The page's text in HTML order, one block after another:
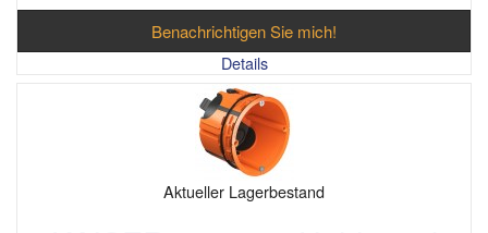
Benachrichtigen Sie mich!
Details
Aktueller Lagerbestand